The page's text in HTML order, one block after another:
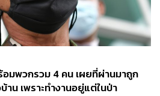
มพวกรวม 4 คน เผยที่ผ่านมาถูก
น เพราะทำงานอยู่แต่ในป่า